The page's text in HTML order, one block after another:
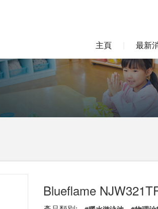
主頁 最新
Blueflame